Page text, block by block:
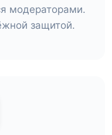
модераторами.
защитой.